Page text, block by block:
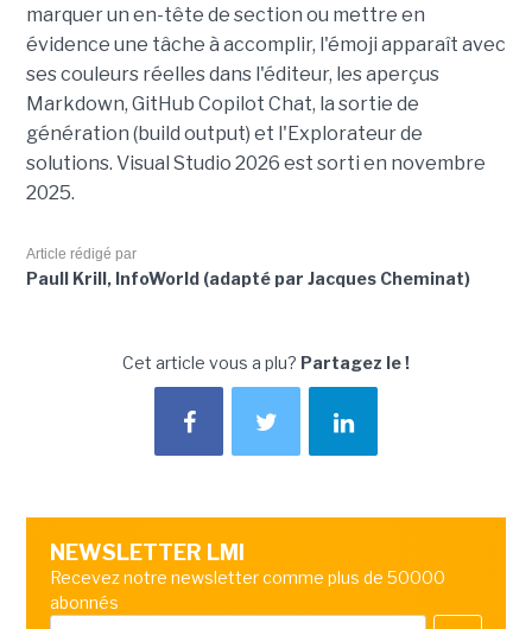
marquer un en-tête de section ou mettre en
évidence une tâche à accomplir, l'émoji apparaît avec
ses couleurs réelles dans l'éditeur, les aperçus
Markdown, GitHub Copilot Chat, la sortie de
génération (build output) et l'Explorateur de
solutions. Visual Studio 2026 est sorti en novembre
2025.
Article rédigé par
Paull Krill, InfoWorld (adapté par Jacques Cheminat)
Cet article vous a plu? Partagez le !
NEWSLETTER LMI
Recevez notre newsletter comme plus de 50000
abonnés